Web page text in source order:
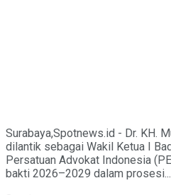
Surabaya,Spotnews.id - Dr. KH.
dilantik sebagai Wakil Ketua I
Persatuan Advokat Indonesia
bakti 2026–2029 dalam prosesi...